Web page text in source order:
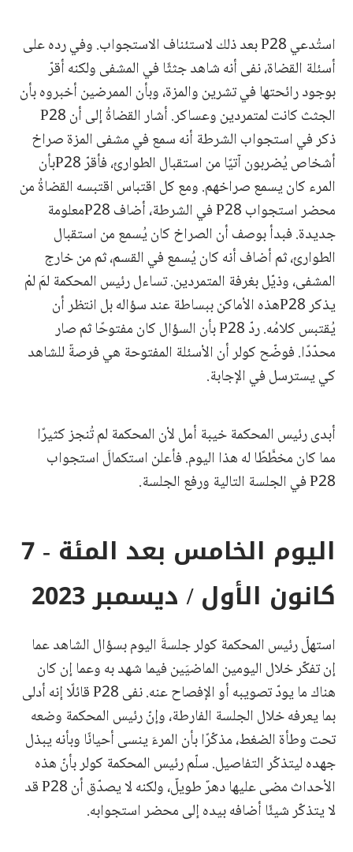
استُدعي P28 بعد ذلك لاستئناف الاستجواب. وفي رده على
أسئلة القضاة، نفى أنه شاهد جثثًا في المشفى ولكنه أقرّ
بوجود رائحتها في تشرين والمزة، وبأن الممرضين أخبروه بأن
الجثث كانت لمتمردين وعساكر. أشار القضاةُ إلى أن P28
ذكر في استجواب الشرطة أنه سمع في مشفى المزة صراخ
أشخاص يُضربون آتيًا من استقبال الطوارئ، فأقرّ P28بأن
المرء كان يسمع صراخهم. ومع كل اقتباس اقتبسه القضاةُ من
محضر استجواب P28 في الشرطة، أضاف P28معلومة
جديدة. فبدأ بوصف أن الصراخ كان يُسمع من استقبال
الطوارئ، ثم أضاف أنه كان يُسمع في القسم، ثم من خارج
المشفى، وذيّل بغرفة المتمردين. تساءل رئيس المحكمة لمَ لمْ
يذكر P28هذه الأماكن ببساطة عند سؤاله بل انتظر أن
يُقتبس كلامُه. ردّ P28 بأن السؤال كان مفتوحًا ثم صار
محدّدًا. فوضّح كولر أن الأسئلة المفتوحة هي فرصةٌ للشاهد
كي يسترسل في الإجابة.
أبدى رئيس المحكمة خيبة أمل لأن المحكمة لم تُنجز كثيرًا
مما كان مخطَّطًا له هذا اليوم. فأعلن استكمالَ استجواب
P28 في الجلسة التالية ورفع الجلسة.
اليوم الخامس بعد المئة - 7
كانون الأول / ديسمبر 2023
استهلّ رئيس المحكمة كولر جلسةَ اليوم بسؤال الشاهد عما
إن تفكّر خلال اليومين الماضيَين فيما شهد به وعما إن كان
هناك ما يودّ تصويبه أو الإفصاح عنه. نفى P28 قائلًا إنه أدلى
بما يعرفه خلال الجلسة الفارطة، وإنّ رئيس المحكمة وضعه
تحت وطأة الضغط، مذكّرًا بأن المرءَ ينسى أحيانًا وبأنه يبذل
جهده ليتذكّر التفاصيل. سلّم رئيس المحكمة كولر بأنّ هذه
الأحداث مضى عليها دهرٌ طويلٌ، ولكنه لا يصدّق أن P28 قد
لا يتذكّر شيئًا أضافه بيده إلى محضر استجوابه.